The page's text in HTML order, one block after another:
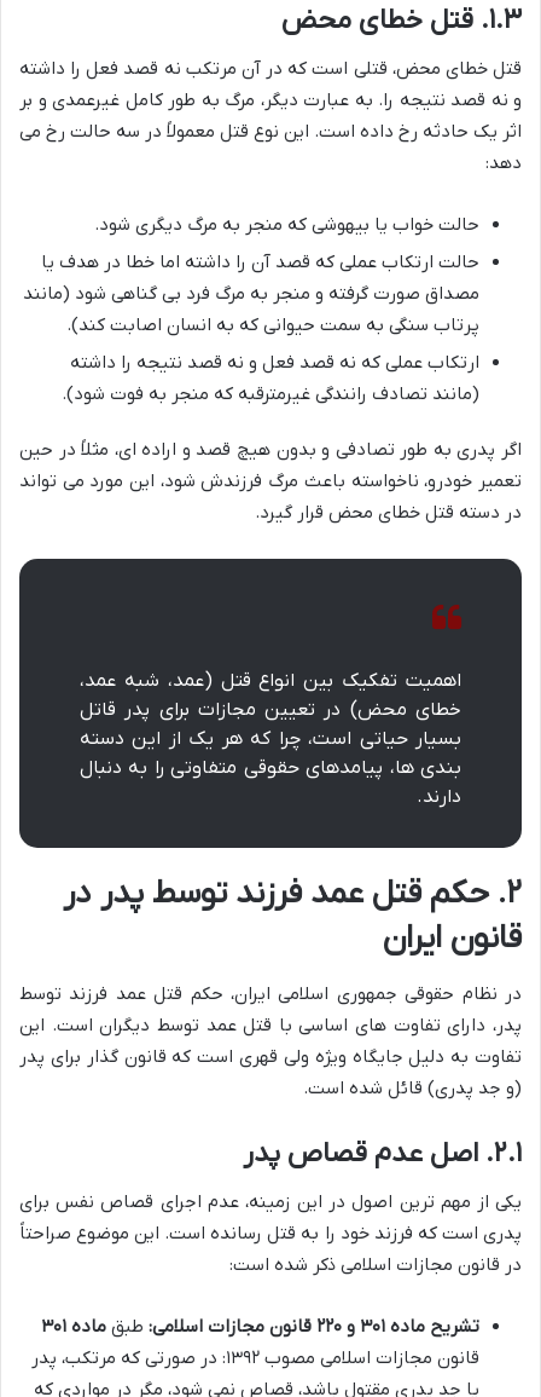
۱.۳. قتل خطای محض
قتل خطای محض، قتلی است که در آن مرتکب نه قصد فعل را داشته
و نه قصد نتیجه را. به عبارت دیگر، مرگ به طور کامل غیرعمدی و بر
اثر یک حادثه رخ داده است. این نوع قتل معمولاً در سه حالت رخ می
دهد:
حالت خواب یا بیهوشی که منجر به مرگ دیگری شود.
حالت ارتکاب عملی که قصد آن را داشته اما خطا در هدف یا
مصداق صورت گرفته و منجر به مرگ فرد بی گناهی شود (مانند
پرتاب سنگی به سمت حیوانی که به انسان اصابت کند).
ارتکاب عملی که نه قصد فعل و نه قصد نتیجه را داشته
(مانند تصادف رانندگی غیرمترقبه که منجر به فوت شود).
اگر پدری به طور تصادفی و بدون هیچ قصد و اراده ای، مثلاً در حین
تعمیر خودرو، ناخواسته باعث مرگ فرزندش شود، این مورد می تواند
در دسته قتل خطای محض قرار گیرد.
اهمیت تفکیک بین انواع قتل (عمد، شبه عمد،
خطای محض) در تعیین مجازات برای پدر قاتل
بسیار حیاتی است، چرا که هر یک از این دسته
بندی ها، پیامدهای حقوقی متفاوتی را به دنبال
دارند.
۲. حکم قتل عمد فرزند توسط پدر در
قانون ایران
در نظام حقوقی جمهوری اسلامی ایران، حکم قتل عمد فرزند توسط
پدر، دارای تفاوت های اساسی با قتل عمد توسط دیگران است. این
تفاوت به دلیل جایگاه ویژه ولی قهری است که قانون گذار برای پدر
(و جد پدری) قائل شده است.
۲.۱. اصل عدم قصاص پدر
یکی از مهم ترین اصول در این زمینه، عدم اجرای قصاص نفس برای
پدری است که فرزند خود را به قتل رسانده است. این موضوع صراحتاً
در قانون مجازات اسلامی ذکر شده است:
تشریح ماده ۳۰۱ و ۲۲۰ قانون مجازات اسلامی: طبق ماده ۳۰۱
قانون مجازات اسلامی مصوب ۱۳۹۲: در صورتی که مرتکب، پدر
یا جد پدری مقتول باشد، قصاص نمی شود، مگر در مواردی که